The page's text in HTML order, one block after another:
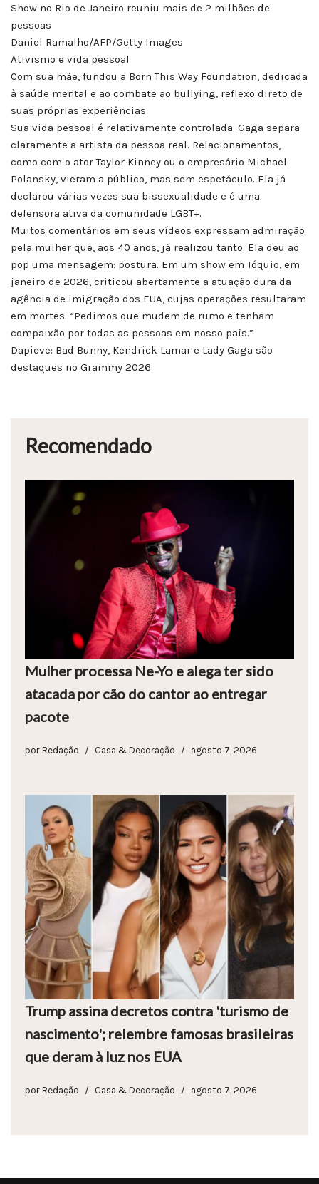
Show no Rio de Janeiro reuniu mais de 2 milhões de
pessoas
Daniel Ramalho/AFP/Getty Images
Ativismo e vida pessoal
Com sua mãe, fundou a Born This Way Foundation, dedicada
à saúde mental e ao combate ao bullying, reflexo direto de
suas próprias experiências.
Sua vida pessoal é relativamente controlada. Gaga separa
claramente a artista da pessoa real. Relacionamentos,
como com o ator Taylor Kinney ou o empresário Michael
Polansky, vieram a público, mas sem espetáculo. Ela já
declarou várias vezes sua bissexualidade e é uma
defensora ativa da comunidade LGBT+.
Muitos comentários em seus vídeos expressam admiração
pela mulher que, aos 40 anos, já realizou tanto. Ela deu ao
pop uma mensagem: postura. Em um show em Tóquio, em
janeiro de 2026, criticou abertamente a atuação dura da
agência de imigração dos EUA, cujas operações resultaram
em mortes. “Pedimos que mudem de rumo e tenham
compaixão por todas as pessoas em nosso país.”
Dapieve: Bad Bunny, Kendrick Lamar e Lady Gaga são
destaques no Grammy 2026
Recomendado
Mulher processa Ne-Yo e alega ter sido
atacada por cão do cantor ao entregar
pacote
por Redação Casa & Decoração agosto 7, 2026
Trump assina decretos contra 'turismo de
nascimento'; relembre famosas brasileiras
que deram à luz nos EUA
por Redação Casa & Decoração agosto 7, 2026